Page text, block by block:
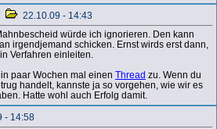
22.10.09 - 14:43
würde ich ignorieren. Den kann
irgendjemand schicken. Ernst wirds erst dann,
Verfahren einleiten.
paar Wochen mal einen Thread zu. Wenn du
handelt, kannste ja so vorgehen, wie wir es
Hatte wohl auch Erfolg damit.
- 14:58